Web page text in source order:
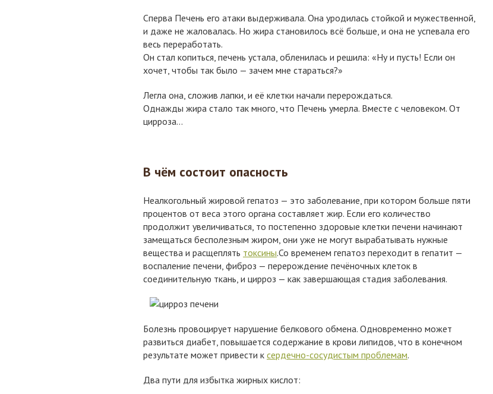
Сперва Печень его атаки выдерживала. Она уродилась стойкой и мужественной,
и даже не жаловалась. Но жира становилось всё больше, и она не успевала его
весь переработать.
Он стал копиться, печень устала, обленилась и решила: «Ну и пусть! Если он
хочет, чтобы так было — зачем мне стараться?»
Легла она, сложив лапки, и её клетки начали перерождаться.
Однажды жира стало так много, что Печень умерла. Вместе с человеком. От
цирроза...
В чём состоит опасность
Неалкогольный жировой гепатоз — это заболевание, при котором больше пяти
процентов от веса этого органа составляет жир. Если его количество
продолжит увеличиваться, то постепенно здоровые клетки печени начинают
замещаться бесполезным жиром, они уже не могут вырабатывать нужные
вещества и расщеплять токсины.Со временем гепатоз переходит в гепатит —
воспаление печени, фиброз — перерождение печёночных клеток в
соединительную ткань, и цирроз — как завершающая стадия заболевания.
Болезнь провоцирует нарушение белкового обмена. Одновременно может
развиться диабет, повышается содержание в крови липидов, что в конечном
результате может привести к сердечно-сосудистым проблемам.
Два пути для избытка жирных кислот: